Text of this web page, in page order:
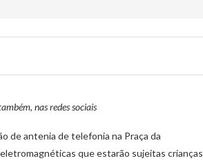
, nas redes sociais
de antenia de telefonia na Praça da
que estarão sujeitas crianças